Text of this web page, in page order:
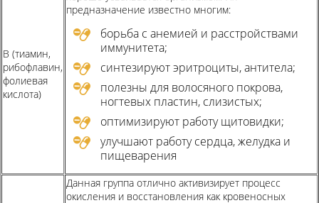
В (тиамин,
рибофлавин,
фолиевая
кислота)
предназначение известно многим:
борьба с анемией и расстройствами
иммунитета;
синтезируют эритроциты, антитела;
полезны для волосяного покрова,
ногтевых пластин, слизистых;
оптимизируют работу щитовидки;
улучшают работу сердца, желудка и
пищеварения
Данная группа отлично активизирует процесс
окисления и восстановления как кровеносных